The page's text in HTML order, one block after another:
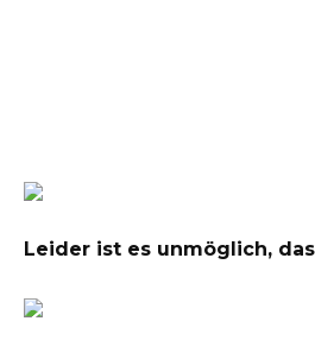
Leider ist es unmöglich,